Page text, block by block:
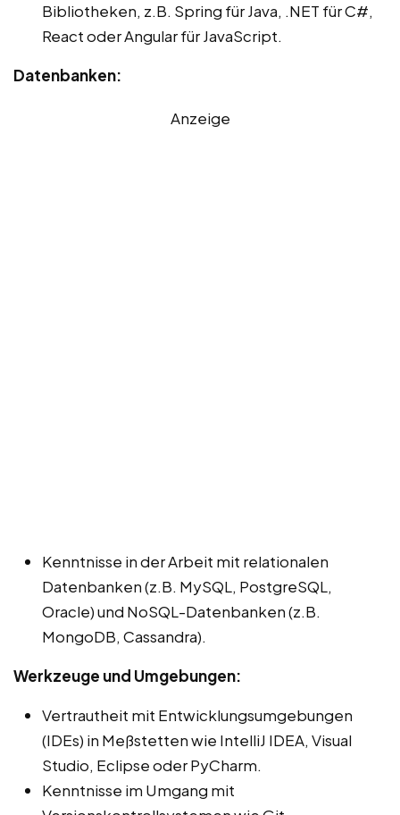
Bibliotheken, z.B. Spring für Java, .NET für C#,
React oder Angular für JavaScript.
Datenbanken:
Anzeige
Kenntnisse in der Arbeit mit relationalen
Datenbanken (z.B. MySQL, PostgreSQL,
Oracle) und NoSQL-Datenbanken (z.B.
MongoDB, Cassandra).
Werkzeuge und Umgebungen:
Vertrautheit mit Entwicklungsumgebungen
(IDEs) in Meßstetten wie IntelliJ IDEA, Visual
Studio, Eclipse oder PyCharm.
Kenntnisse im Umgang mit